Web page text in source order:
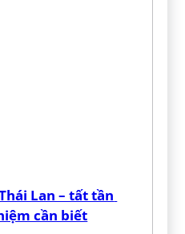
Lan – tất tần
cần biết